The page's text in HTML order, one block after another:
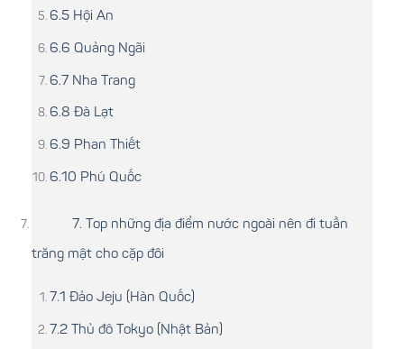
6.5 Hội An
6.6 Quảng Ngãi
6.7 Nha Trang
6.8 Đà Lạt
6.9 Phan Thiết
6.10 Phú Quốc
7. Top những địa điểm nước ngoài nên đi tuần
trăng mật cho cặp đôi
7.1 Đảo Jeju (Hàn Quốc)
7.2 Thủ đô Tokyo (Nhật Bản)